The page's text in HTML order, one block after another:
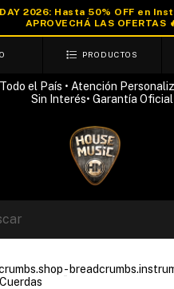
PRODUCTOS
el País • Atención
Sin Interés• Garantía Oficial
-
Cuerdas